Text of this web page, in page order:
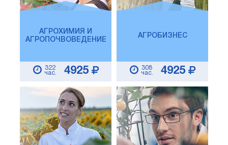
АГРОХИМИЯ И
АГРОПОЧВОВЕДЕНИЕ
322
час.
4925
АГРОБИЗНЕС
308
час.
4925